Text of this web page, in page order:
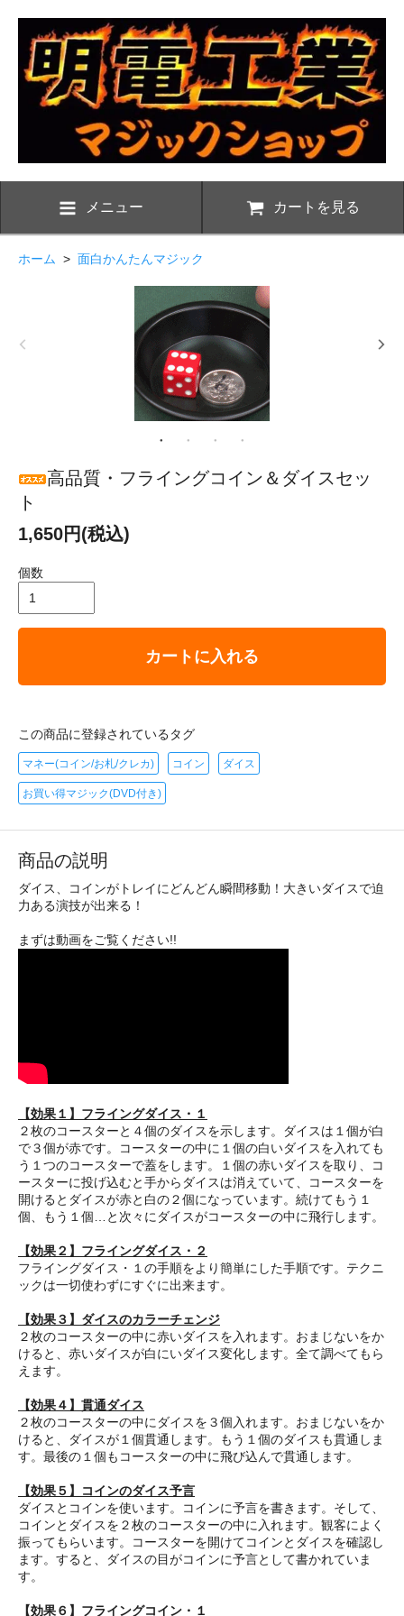
メニュー カートを見る
ホーム > 面白かんたんマジック
高品質・フライングコイン＆ダイスセッ
ト
1,650円(税込)
個数
カートに入れる
この商品に登録されているタグ
マネー(コイン/お札/クレカ) コイン ダイス
お買い得マジック(DVD付き)
商品の説明
ダイス、コインがトレイにどんどん瞬間移動！大きいダイスで迫
力ある演技が出来る！
まずは動画をご覧ください!!
【効果１】フライングダイス・１
２枚のコースターと４個のダイスを示します。ダイスは１個が白
で３個が赤です。コースターの中に１個の白いダイスを入れても
う１つのコースターで蓋をします。１個の赤いダイスを取り、コ
ースターに投げ込むと手からダイスは消えていて、コースターを
開けるとダイスが赤と白の２個になっています。続けてもう１
個、もう１個…と次々にダイスがコースターの中に飛行します。
【効果２】フライングダイス・２
フライングダイス・１の手順をより簡単にした手順です。テクニ
ックは一切使わずにすぐに出来ます。
【効果３】ダイスのカラーチェンジ
２枚のコースターの中に赤いダイスを入れます。おまじないをか
けると、赤いダイスが白にいダイス変化します。全て調べてもら
えます。
【効果４】貫通ダイス
２枚のコースターの中にダイスを３個入れます。おまじないをか
けると、ダイスが１個貫通します。もう１個のダイスも貫通しま
す。最後の１個もコースターの中に飛び込んで貫通します。
【効果５】コインのダイス予言
ダイスとコインを使います。コインに予言を書きます。そして、
コインとダイスを２枚のコースターの中に入れます。観客によく
振ってもらいます。コースターを開けてコインとダイスを確認し
ます。すると、ダイスの目がコインに予言として書かれていま
す。
【効果６】フライングコイン・１